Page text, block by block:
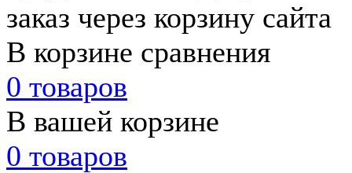
заказ через корзину сайта
В корзине сравнения
0 товаров
В вашей корзине
0 товаров